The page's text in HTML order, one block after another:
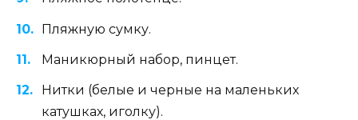
Пляжную сумку.
Маникюрный набор, пинцет.
Нитки (белые и черные на маленьких
катушках, иголку).